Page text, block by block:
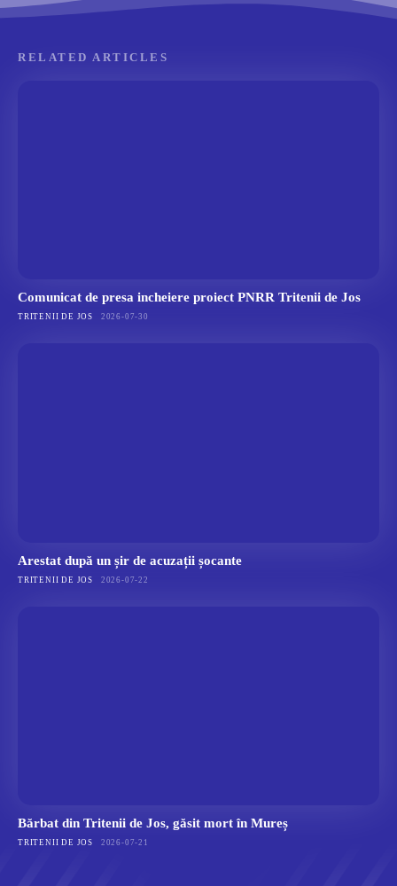
RELATED ARTICLES
Comunicat de presa incheiere proiect PNRR Tritenii de Jos
TRITENII DE JOS 2026-07-30
Arestat după un șir de acuzații șocante
TRITENII DE JOS 2026-07-22
Bărbat din Tritenii de Jos, găsit mort în Mureș
TRITENII DE JOS 2026-07-21